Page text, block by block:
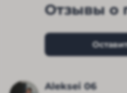
Отзывы о
Aleksei 06